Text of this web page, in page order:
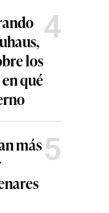
los
qué
4
más5